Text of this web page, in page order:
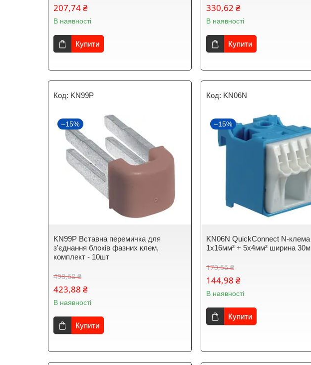
207,74 ₴
В наявності
Купити
330,62 ₴
В наявності
Купити
KN99P
–15%
KN99P Вставна перемичка для
з'єднання блоків фазних клем,
комплект - 10шт
498,68 ₴
423,88 ₴
В наявності
Купити
KN06N
–15%
KN06N QuickConnect N-клема
1x16мм² + 5x4мм² ширина
170,56 ₴
144,98 ₴
В наявності
Купити